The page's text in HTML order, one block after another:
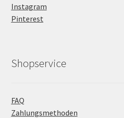
Instagram
Pinterest
Shopservice
FAQ
Zahlungsmethoden